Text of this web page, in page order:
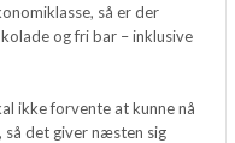
så er der
og fri bar – inklusive
ikke forvente at kunne nå
så det giver næsten sig